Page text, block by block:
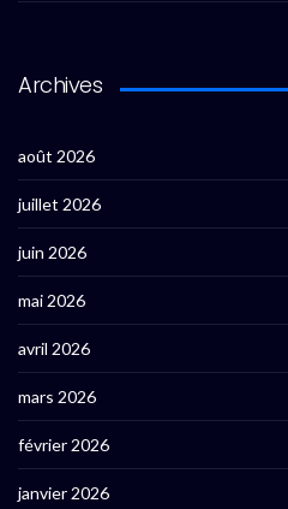
Archives
août 2026
juillet 2026
juin 2026
mai 2026
avril 2026
mars 2026
février 2026
janvier 2026